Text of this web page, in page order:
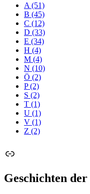
A (51)
B (45)
C (12)
D (33)
E (34)
H (4)
M (4)
N (10)
Ö (2)
P(2)
S (2)
T (1)
U (1)
V (1)
Z (2)
Link
Geschichten